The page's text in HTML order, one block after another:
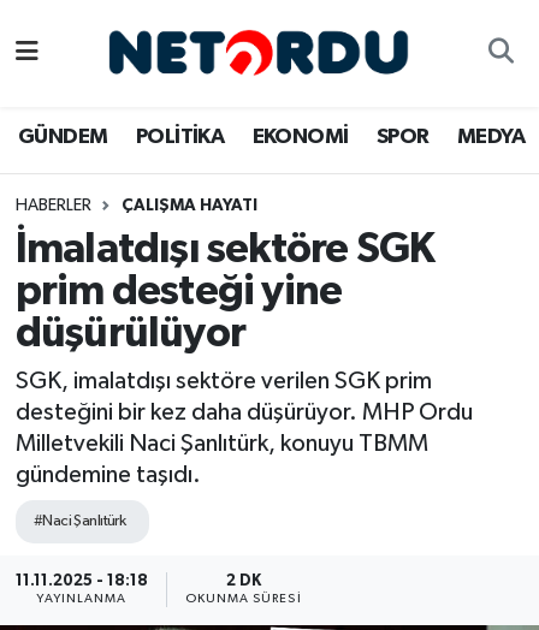
GÜNDEM POLİTİKA EKONOMİ SPOR MEDYA
HABERLER ÇALIŞMA HAYATI
İmalatdışı sektöre SGK
prim desteği yine
düşürülüyor
SGK, imalatdışı sektöre verilen SGK prim
desteğini bir kez daha düşürüyor. MHP Ordu
Milletvekili Naci Şanlıtürk, konuyu TBMM
gündemine taşıdı.
#Naci Şanlıtürk
11.11.2025 - 18:18
YAYINLANMA
2 DK
OKUNMA SÜRESI
DÜNYA
EĞİTİM
EKONOMİ
EMLAK
İNSAN
KADIN
Namaz Vakitleri
Trafik Durumu
Süper Lig Puan Durumu ve Fikstür
Tüm Manşetler
Son Dakika Haberleri
Haber Arşivi